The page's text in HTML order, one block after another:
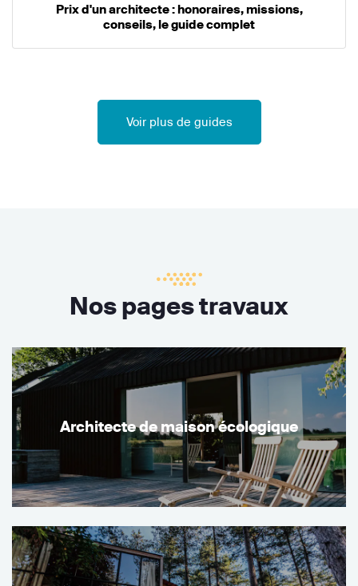
Prix d'un architecte : honoraires, missions,
conseils, le guide complet
Voir plus de guides
Nos pages travaux
Architecte de maison écologique